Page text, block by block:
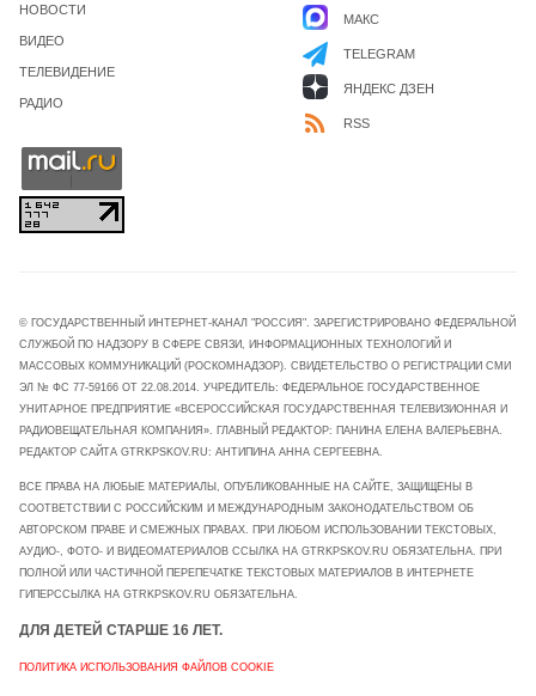
НОВОСТИ
ВИДЕО
ТЕЛЕВИДЕНИЕ
РАДИО
МАКС
TELEGRAM
ЯНДЕКС ДЗЕН
RSS
© ГОСУДАРСТВЕННЫЙ ИНТЕРНЕТ-КАНАЛ "РОССИЯ". ЗАРЕГИСТРИРОВАНО ФЕДЕРАЛЬНОЙ
СЛУЖБОЙ ПО НАДЗОРУ В СФЕРЕ СВЯЗИ, ИНФОРМАЦИОННЫХ ТЕХНОЛОГИЙ И
МАССОВЫХ КОММУНИКАЦИЙ (РОСКОМНАДЗОР). СВИДЕТЕЛЬСТВО О РЕГИСТРАЦИИ СМИ
ЭЛ № ФС 77-59166 ОТ 22.08.2014. УЧРЕДИТЕЛЬ: ФЕДЕРАЛЬНОЕ ГОСУДАРСТВЕННОЕ
УНИТАРНОЕ ПРЕДПРИЯТИЕ «ВСЕРОССИЙСКАЯ ГОСУДАРСТВЕННАЯ ТЕЛЕВИЗИОННАЯ И
РАДИОВЕЩАТЕЛЬНАЯ КОМПАНИЯ». ГЛАВНЫЙ РЕДАКТОР: ПАНИНА ЕЛЕНА ВАЛЕРЬЕВНА.
РЕДАКТОР САЙТА GTRKPSKOV.RU: АНТИПИНА АННА СЕРГЕЕВНА.
ВСЕ ПРАВА НА ЛЮБЫЕ МАТЕРИАЛЫ, ОПУБЛИКОВАННЫЕ НА САЙТЕ, ЗАЩИЩЕНЫ В
СООТВЕТСТВИИ С РОССИЙСКИМ И МЕЖДУНАРОДНЫМ ЗАКОНОДАТЕЛЬСТВОМ ОБ
АВТОРСКОМ ПРАВЕ И СМЕЖНЫХ ПРАВАХ. ПРИ ЛЮБОМ ИСПОЛЬЗОВАНИИ ТЕКСТОВЫХ,
АУДИО-, ФОТО- И ВИДЕОМАТЕРИАЛОВ ССЫЛКА НА GTRKPSKOV.RU ОБЯЗАТЕЛЬНА. ПРИ
ПОЛНОЙ ИЛИ ЧАСТИЧНОЙ ПЕРЕПЕЧАТКЕ ТЕКСТОВЫХ МАТЕРИАЛОВ В ИНТЕРНЕТЕ
ГИПЕРССЫЛКА НА GTRKPSKOV.RU ОБЯЗАТЕЛЬНА.
ДЛЯ ДЕТЕЙ СТАРШЕ 16 ЛЕТ.
ПОЛИТИКА ИСПОЛЬЗОВАНИЯ ФАЙЛОВ COOKIE